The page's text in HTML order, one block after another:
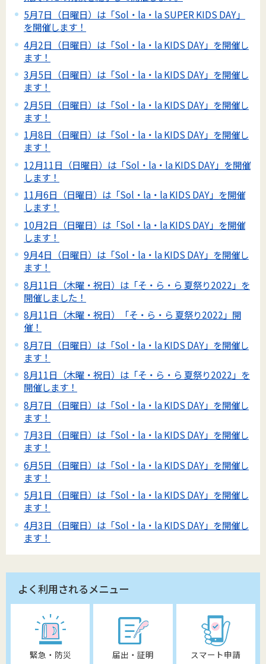
5月7日（日曜日）は「Sol・la・la SUPER KIDS DAY」
を開催します！
4月2日（日曜日）は「Sol・la・la KIDS DAY」を開催し
ます！
3月5日（日曜日）は「Sol・la・la KIDS DAY」を開催し
ます！
2月5日（日曜日）は「Sol・la・la KIDS DAY」を開催し
ます！
1月8日（日曜日）は「Sol・la・la KIDS DAY」を開催し
ます！
12月11日（日曜日）は「Sol・la・la KIDS DAY」を開催
します！
11月6日（日曜日）は「Sol・la・la KIDS DAY」を開催
します！
10月2日（日曜日）は「Sol・la・la KIDS DAY」を開催
します！
9月4日（日曜日）は「Sol・la・la KIDS DAY」を開催し
ます！
8月11日（木曜・祝日）は「そ・ら・ら 夏祭り2022」を
開催しました！
8月11日（木曜・祝日）「そ・ら・ら 夏祭り2022」開
催！
8月7日（日曜日）は「Sol・la・la KIDS DAY」を開催し
ます！
8月11日（木曜・祝日）は「そ・ら・ら 夏祭り2022」を
開催します！
8月7日（日曜日）は「Sol・la・la KIDS DAY」を開催し
ます！
7月3日（日曜日）は「Sol・la・la KIDS DAY」を開催し
ます！
6月5日（日曜日）は「Sol・la・la KIDS DAY」を開催し
ます！
5月1日（日曜日）は「Sol・la・la KIDS DAY」を開催し
ます！
4月3日（日曜日）は「Sol・la・la KIDS DAY」を開催し
ます！
よく利用されるメニュー
緊急・防災 届出・証明 スマート申請